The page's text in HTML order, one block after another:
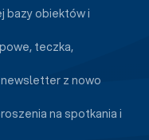
bazy obiektów i
teczka,
z nowo
na spotkania i